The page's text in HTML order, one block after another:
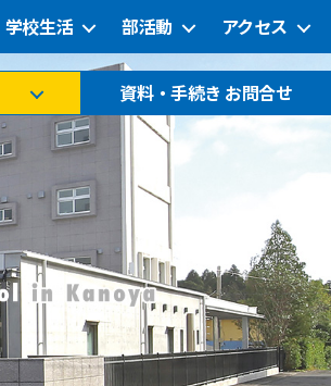
学校生活 部活動 アクセス
資料・手続き お問合せ